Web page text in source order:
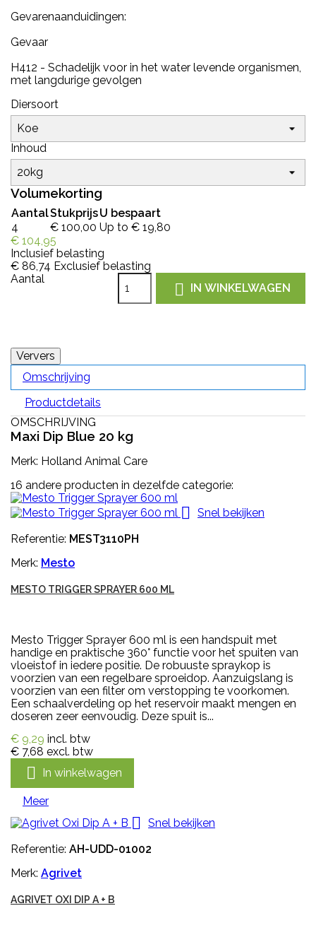
Gevarenaanduidingen:
Gevaar
H412 - Schadelijk voor in het water levende organismen,
met langdurige gevolgen
Diersoort
Inhoud
Volumekorting
AantalStukprijsU bespaart
4
€ 100,00 Up to € 19,80
€ 104,95
Inclusief belasting
€ 86,74 Exclusief belasting
Aantal
 IN WINKELWAGEN
Omschrijving
Productdetails
OMSCHRIJVING
Maxi Dip Blue 20 kg
Merk: Holland Animal Care
16 andere producten in dezelfde categorie:

Snel bekijken
Referentie: MEST3110PH
Merk: Mesto
MESTO TRIGGER SPRAYER 600 ML
Mesto Trigger Sprayer 600 ml is een handspuit met
handige en praktische 360° functie voor het spuiten van
vloeistof in iedere positie. De robuuste spraykop is
voorzien van een regelbare sproeidop. Aanzuigslang is
voorzien van een filter om verstopping te voorkomen.
Een schaalverdeling op het reservoir maakt mengen en
doseren zeer eenvoudig. Deze spuit is...
€ 9,29 incl. btw
€ 7,68 excl. btw
 In winkelwagen
Meer

Snel bekijken
Referentie: AH-UDD-01002
Merk: Agrivet
AGRIVET OXI DIP A + B